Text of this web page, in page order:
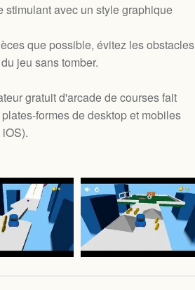
stimulant avec un style graphique
que possible, évitez les obstacles
jeu sans tomber.
gratuit d'arcade de courses fait
formes de desktop et mobiles
iOS).